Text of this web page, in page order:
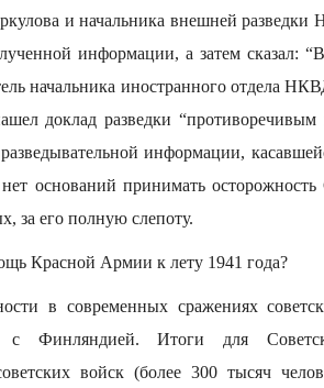
и начальника внешней
информации, а затем сказал:
начальника иностранного отдела
доклад разведки “противоречивым
информации,
оснований принимать осторожность
за его полную слепоту.
Красной Армии к лету 1941 года?
в современных сражениях
Финляндией. Итоги для
войск (более 300 тысяч